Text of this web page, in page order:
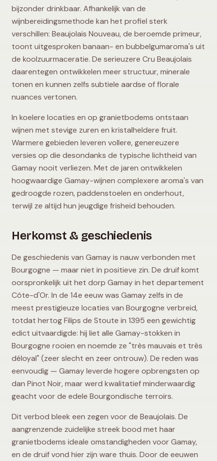
bijzonder drinkbaar. Afhankelijk van de
wijnbereidingsmethode kan het profiel sterk
verschillen: Beaujolais Nouveau, de beroemde primeur,
toont uitgesproken banaan- en bubbelgumaroma's uit
de koolzuurmaceratie. De serieuzere Cru Beaujolais
daarentegen ontwikkelen meer structuur, minerale
tonen en kunnen zelfs subtiele aardse of florale
nuances vertonen.
In koelere locaties en op granietbodems ontstaan
wijnen met stevige zuren en kristalheldere fruit.
Warmere gebieden leveren vollere, genereuzere
versies op die desondanks de typische lichtheid van
Gamay nooit verliezen. Met de jaren ontwikkelen
hoogwaardige Gamay-wijnen complexere aroma's van
gedroogde rozen, paddenstoelen en onderhout,
terwijl ze altijd hun jeugdige frisheid behouden.
Herkomst & geschiedenis
De geschiedenis van Gamay is nauw verbonden met
Bourgogne — maar niet in positieve zin. De druif komt
oorspronkelijk uit het dorp Gamay in het departement
Côte-d'Or. In de 14e eeuw was Gamay zelfs in de
meest prestigieuze locaties van Bourgogne verbreid,
totdat hertog Filips de Stoute in 1395 een gewichtig
edict uitvaardigde: hij liet alle Gamay-stokken in
Bourgogne rooien en noemde ze "très mauvais et très
déloyal" (zeer slecht en zeer ontrouw). De reden was
eenvoudig — Gamay leverde hogere opbrengsten op
dan Pinot Noir, maar werd kwalitatief minderwaardig
geacht voor de edele Bourgondische terroirs.
Dit verbod bleek een zegen voor de Beaujolais. De
aangrenzende zuidelijke streek bood met haar
granietbodems ideale omstandigheden voor Gamay,
en de druif vond hier zijn ware thuis. Door de eeuwen